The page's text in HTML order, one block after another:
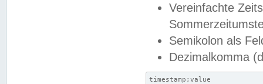
Vereinfachte
Semikolon als
Dezimalkomma
timestamp;value